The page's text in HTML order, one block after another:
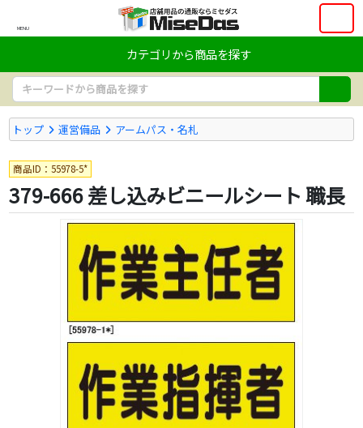
MENU
カテゴリから商品を探す
トップ 運営備品 アームパス・名札
商品ID：55978-5*
379-666 差し込みビニールシート 職長